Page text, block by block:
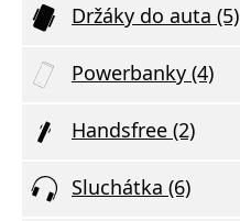
Držáky do auta (5)
Powerbanky (4)
Handsfree (2)
Sluchátka (6)